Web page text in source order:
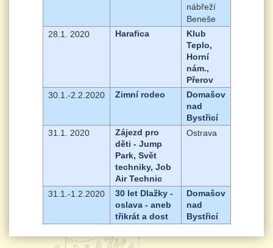
nábřeží
Beneše
28.1. 2020
Harafica
Klub
Teplo,
Horní
nám.,
Přerov
30.1.-2.2.2020
Zimní rodeo
Domašov
nad
Bystřicí
31.1. 2020
Zájezd pro
děti - Jump
Park, Svět
techniky, Job
Air Technic
Ostrava
31.1.-1.2.2020
30 let Dlažky -
oslava - aneb
třikrát a dost
Domašov
nad
Bystřicí